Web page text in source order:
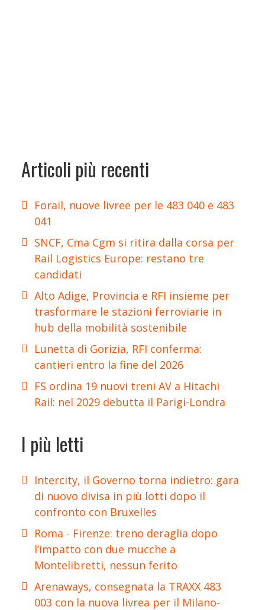
Articoli più recenti
Forail, nuove livree per le 483 040 e 483
041
SNCF, Cma Cgm si ritira dalla corsa per
Rail Logistics Europe: restano tre
candidati
Alto Adige, Provincia e RFI insieme per
trasformare le stazioni ferroviarie in
hub della mobilità sostenibile
Lunetta di Gorizia, RFI conferma:
cantieri entro la fine del 2026
FS ordina 19 nuovi treni AV a Hitachi
Rail: nel 2029 debutta il Parigi-Londra
I più letti
Intercity, il Governo torna indietro: gara
di nuovo divisa in più lotti dopo il
confronto con Bruxelles
Roma - Firenze: treno deraglia dopo
l’impatto con due mucche a
Montelibretti, nessun ferito
Arenaways, consegnata la TRAXX 483
003 con la nuova livrea per il Milano-